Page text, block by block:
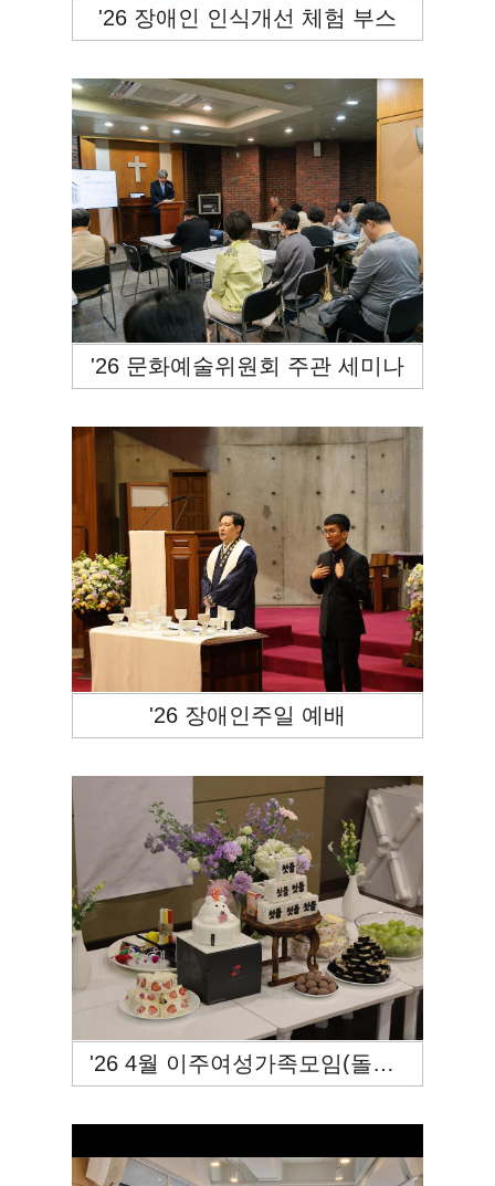
'26 장애인 인식개선 체험 부스
'26 문화예술위원회 주관 세미나
'26 장애인주일 예배
'26 4월 이주여성가족모임(돌잔치)